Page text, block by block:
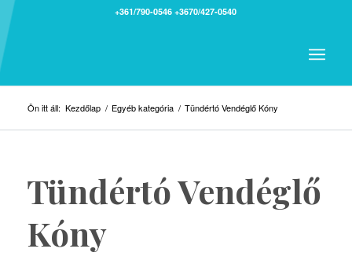
+361/790-0546 +3670/427-0540
Ön itt áll: Kezdőlap / Egyéb kategória / Tündértó Vendéglő Kóny
Tündértó Vendéglő
Kóny